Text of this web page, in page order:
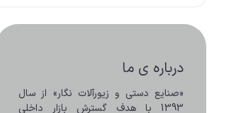
درباره ی ما